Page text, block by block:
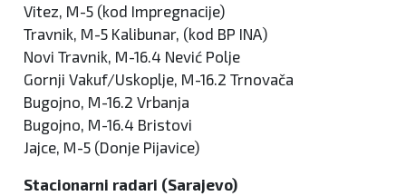
Vitez, M-5 (kod Impregnacije)
Travnik, M-5 Kalibunar, (kod BP INA)
Novi Travnik, M-16.4 Nević Polje
Gornji Vakuf/Uskoplje, M-16.2 Trnovača
Bugojno, M-16.2 Vrbanja
Bugojno, M-16.4 Bristovi
Jajce, M-5 (Donje Pijavice)
Stacionarni radari (Sarajevo)